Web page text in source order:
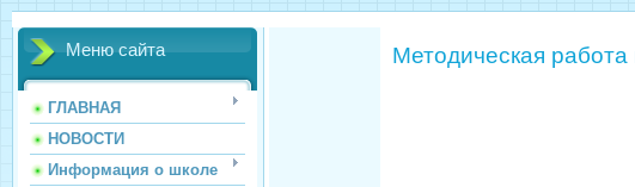
Меню сайта
ГЛАВНАЯ
НОВОСТИ
Информация о школе
Методическая